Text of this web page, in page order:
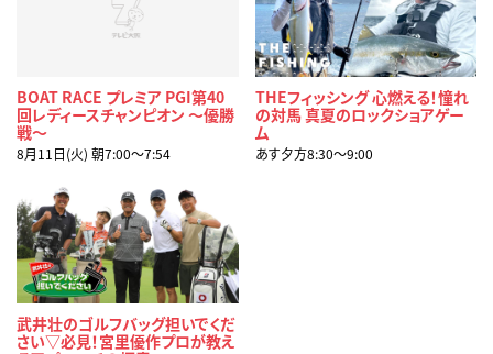
BOAT RACE プレミア PGI第40
回レディースチャンピオン ～優勝
戦～
8月11日(火) 朝7:00〜7:54
THEフィッシング 心燃える！憧れ
の対馬 真夏のロックショアゲー
ム
あす夕方8:30〜9:00
武井壮のゴルフバッグ担いでくだ
さい▽必見！宮里優作プロが教え